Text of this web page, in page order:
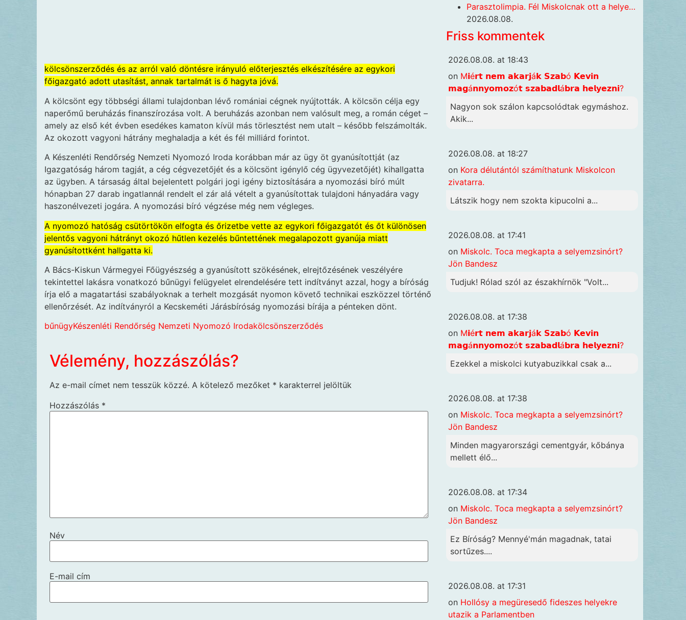
kölcsönszerződés és az arról való döntésre irányuló előterjesztés elkészítésére az egykori
főigazgató adott utasítást, annak tartalmát is ő hagyta jóvá.
A kölcsönt egy többségi állami tulajdonban lévő romániai cégnek nyújtották. A kölcsön célja egy
naperőmű beruházás finanszírozása volt. A beruházás azonban nem valósult meg, a román céget –
amely az első két évben esedékes kamaton kívül más törlesztést nem utalt – később felszámolták.
Az okozott vagyoni hátrány meghaladja a két és fél milliárd forintot.
A Készenléti Rendőrség Nemzeti Nyomozó Iroda korábban már az ügy öt gyanúsítottját (az
Igazgatóság három tagját, a cég cégvezetőjét és a kölcsönt igénylő cég ügyvezetőjét) kihallgatta
az ügyben. A társaság által bejelentett polgári jogi igény biztosítására a nyomozási bíró múlt
hónapban 27 darab ingatlannál rendelt el zár alá vételt a gyanúsítottak tulajdoni hányadára vagy
haszonélvezeti jogára. A nyomozási bíró végzése még nem végleges.
A nyomozó hatóság csütörtökön elfogta és őrizetbe vette az egykori főigazgatót és őt különösen
jelentős vagyoni hátrányt okozó hűtlen kezelés bűntettének megalapozott gyanúja miatt
gyanúsítottként hallgatta ki.
A Bács-Kiskun Vármegyei Főügyészség a gyanúsított szökésének, elrejtőzésének veszélyére
tekintettel lakásra vonatkozó bűnügyi felügyelet elrendelésére tett indítványt azzal, hogy a bíróság
írja elő a magatartási szabályoknak a terhelt mozgását nyomon követő technikai eszközzel történő
ellenőrzését. Az indítványról a Kecskeméti Járásbíróság nyomozási bírája a pénteken dönt.
bűnügyKészenléti Rendőrség Nemzeti Nyomozó Irodakölcsönszerződés
Vélemény, hozzászólás?
Az e-mail címet nem tesszük közzé. A kötelező mezőket * karakterrel jelöltük
Hozzászólás *
Név
E-mail cím
Parasztolimpia. Fél Miskolcnak ott a helye…
2026.08.08.
Friss kommentek
2026.08.08. at 18:43
on M𝗶é𝗿𝘁 𝗻𝗲𝗺 𝗮𝗸𝗮𝗿𝗷á𝗸 𝗦𝘇𝗮𝗯ó 𝗞𝗲𝘃𝗶𝗻
𝗺𝗮𝗴á𝗻𝗻𝘆𝗼𝗺𝗼𝘇ó𝘁 𝘀𝘇𝗮𝗯𝗮𝗱𝗹á𝗯𝗿𝗮 𝗵𝗲𝗹𝘆𝗲𝘇𝗻𝗶?
Nagyon sok szálon kapcsolódtak egymáshoz.
Akik...
2026.08.08. at 18:27
on Kora délutántól számíthatunk Miskolcon
zivatarra.
Látszik hogy nem szokta kipucolni a...
2026.08.08. at 17:41
on Miskolc. Toca megkapta a selyemzsinórt?
Jön Bandesz
Tudjuk! Rólad szól az északhírnök "Volt...
2026.08.08. at 17:38
on M𝗶é𝗿𝘁 𝗻𝗲𝗺 𝗮𝗸𝗮𝗿𝗷á𝗸 𝗦𝘇𝗮𝗯ó 𝗞𝗲𝘃𝗶𝗻
𝗺𝗮𝗴á𝗻𝗻𝘆𝗼𝗺𝗼𝘇ó𝘁 𝘀𝘇𝗮𝗯𝗮𝗱𝗹á𝗯𝗿𝗮 𝗵𝗲𝗹𝘆𝗲𝘇𝗻𝗶?
Ezekkel a miskolci kutyabuzikkal csak a...
2026.08.08. at 17:38
on Miskolc. Toca megkapta a selyemzsinórt?
Jön Bandesz
Minden magyarországi cementgyár, kőbánya
mellett élő...
2026.08.08. at 17:34
on Miskolc. Toca megkapta a selyemzsinórt?
Jön Bandesz
Ez Bíróság? Mennyé'mán magadnak, tatai
sortűzes....
2026.08.08. at 17:31
on Hollósy a megüresedő fideszes helyekre
utazik a Parlamentben